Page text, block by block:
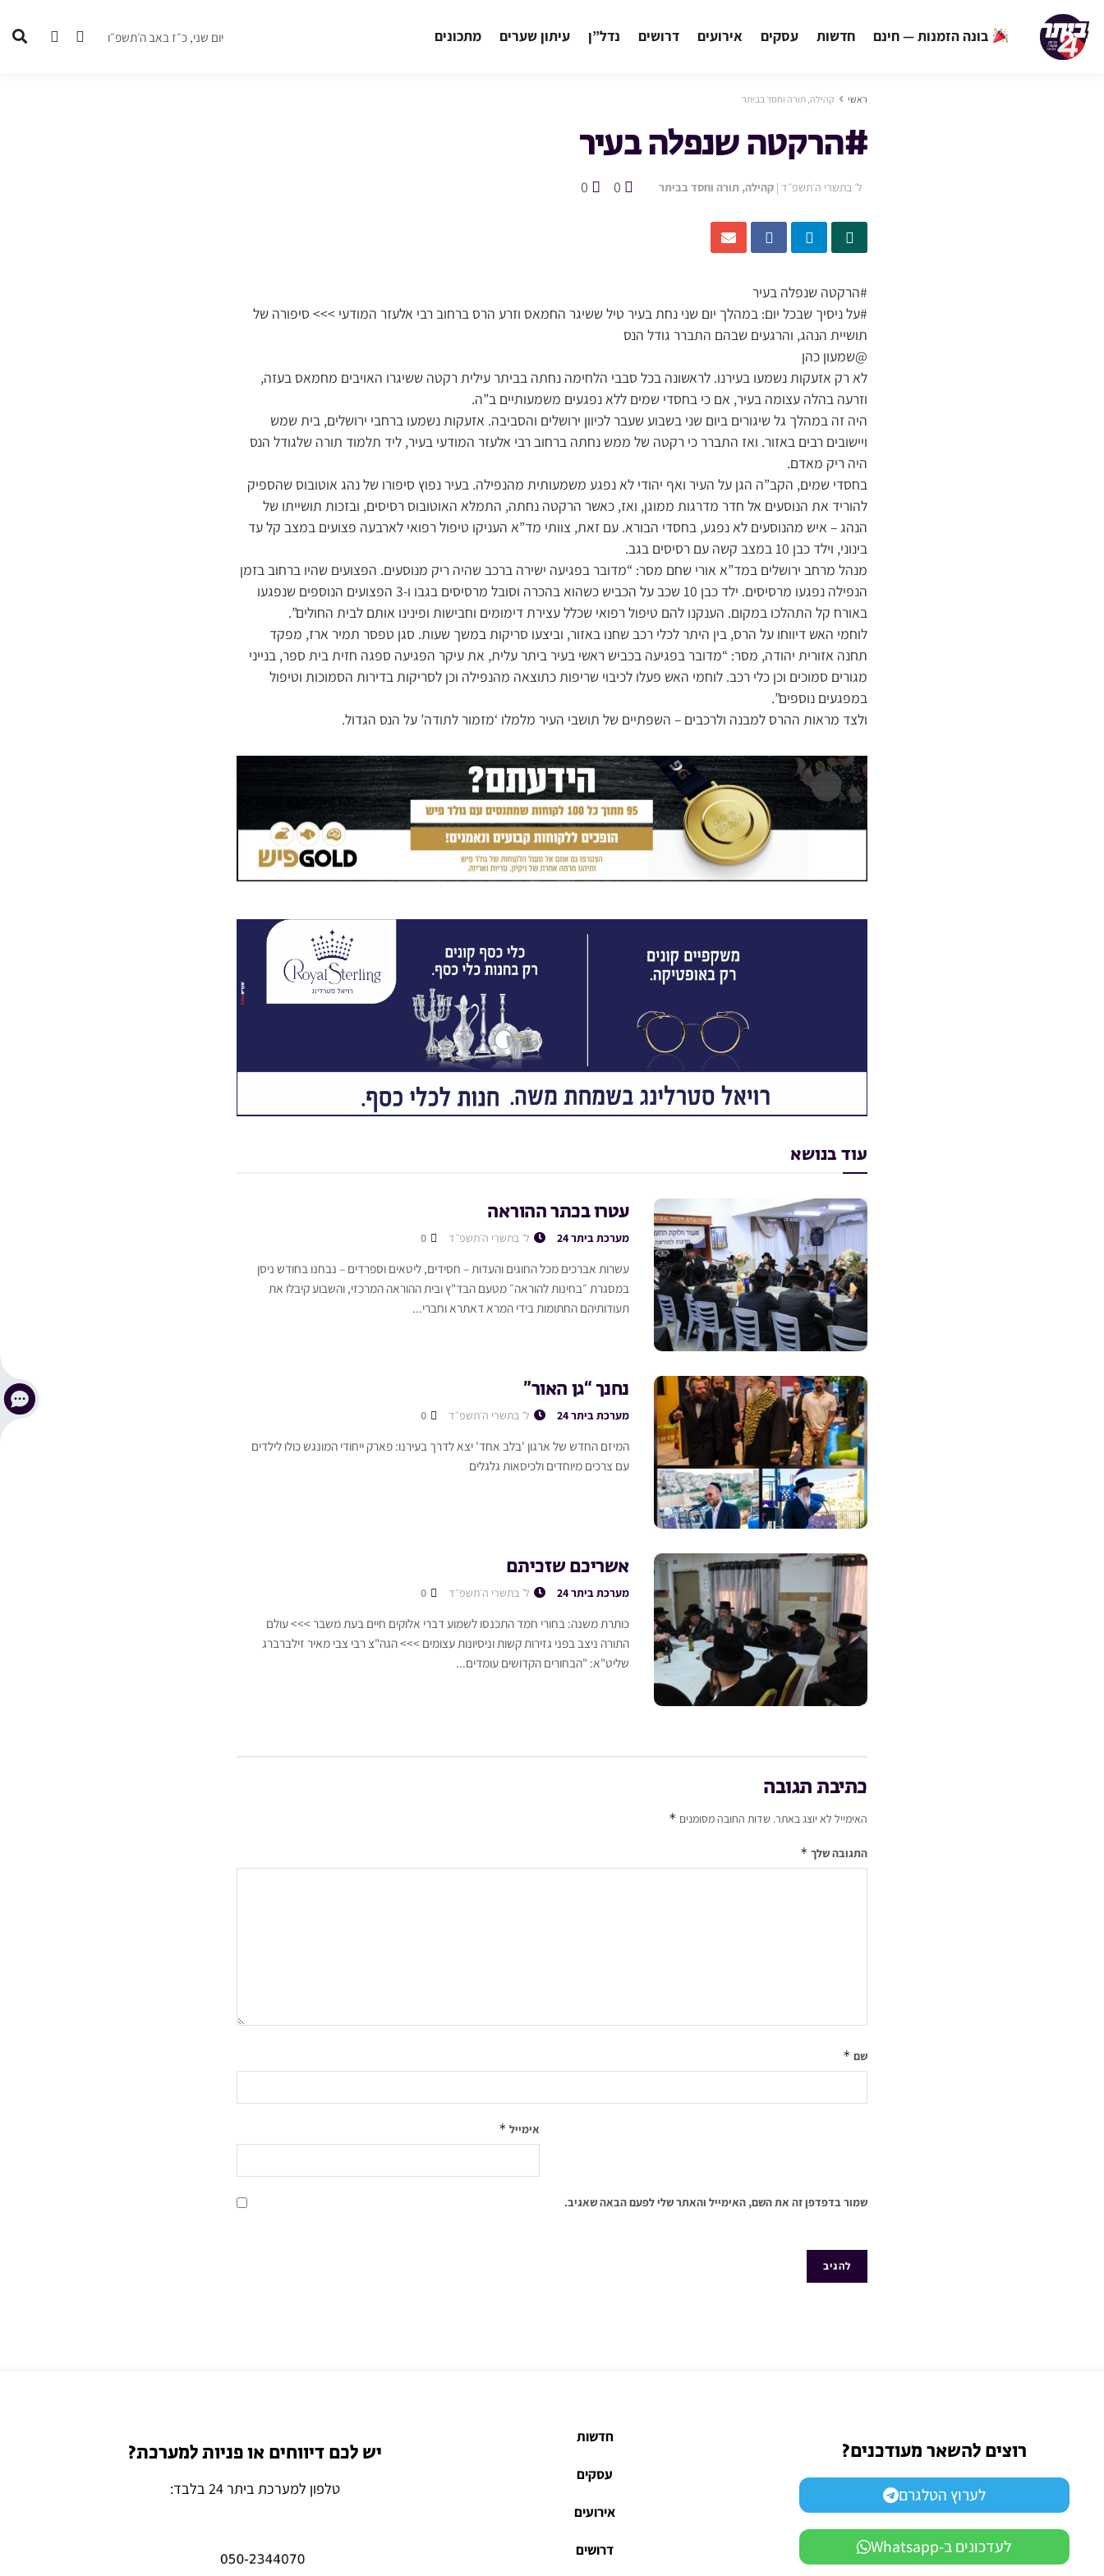
בונה הזמנות — חינם חדשות עסקים אירועים דרושים נדל”ן עיתון שערים מתכונים יום שני, כ״ז באב ה׳תשפ״ו
ראשי קהילה, תורה וחסד בביתר
#הרקטה שנפלה בעיר
ל׳ בתשרי ה׳תשפ״ד | קהילה, תורה וחסד בביתר 0
0
#הרקטה שנפלה בעיר
#על ניסיך שבכל יום: במהלך יום שני נחת בעיר טיל ששיגר החמאס וזרע הרס ברחוב רבי אלעזר המודעי >>> סיפורה של
תושיית הנהג, והרגעים שבהם התברר גודל הנס
@שמעון כהן
לא רק אזעקות נשמעו בעירנו. לראשונה בכל סבבי הלחימה נחתה בביתר עילית רקטה ששיגרו האויבים מחמאס בעזה,
וזרעה בהלה עצומה בעיר, אם כי בחסדי שמים ללא נפגעים משמעותיים ב”ה.
היה זה במהלך גל שיגורים ביום שני בשבוע שעבר לכיוון ירושלים והסביבה. אזעקות נשמעו ברחבי ירושלים, בית שמש
ויישובים רבים באזור. ואז התברר כי רקטה של ממש נחתה ברחוב רבי אלעזר המודעי בעיר, ליד תלמוד תורה שלגודל הנס
היה ריק מאדם.
בחסדי שמים, הקב”ה הגן על העיר ואף יהודי לא נפגע משמעותית מהנפילה. בעיר נפוץ סיפורו של נהג אוטובוס שהספיק
להוריד את הנוסעים אל חדר מדרגות ממוגן, ואז, כאשר הרקטה נחתה, התמלא האוטובוס רסיסים, ובזכות תושייתו של
הנהג – איש מהנוסעים לא נפגע, בחסדי הבורא. עם זאת, צוותי מד”א העניקו טיפול רפואי לארבעה פצועים במצב קל עד
בינוני, וילד כבן 10 במצב קשה עם רסיסים בגב.
מנהל מרחב ירושלים במד”א אורי שחם מסר: “מדובר בפגיעה ישירה ברכב שהיה ריק מנוסעים. הפצועים שהיו ברחוב בזמן
הנפילה נפגעו מרסיסים. ילד כבן 10 שכב על הכביש כשהוא בהכרה וסובל מרסיסים בגבו ו-3 הפצועים הנוספים שנפגעו
באורח קל התהלכו במקום. הענקנו להם טיפול רפואי שכלל עצירת דימומים וחבישות ופינינו אותם לבית החולים”.
לוחמי האש דיווחו על הרס, בין היתר לכלי רכב שחנו באזור, וביצעו סריקות במשך שעות. סגן טפסר תמיר ארז, מפקד
תחנה אזורית יהודה, מסר: “מדובר בפגיעה בכביש ראשי בעיר ביתר עלית, את עיקר הפגיעה ספגה חזית בית ספר, בנייני
מגורים סמוכים וכן כלי רכב. לוחמי האש פעלו לכיבוי שריפות כתוצאה מהנפילה וכן לסריקות בדירות הסמוכות וטיפול
במפגעים נוספים”.
ולצד מראות ההרס למבנה ולרכבים – השפתיים של תושבי העיר מלמלו ‘מזמור לתודה’ על הנס הגדול.
עוד בנושא
עטרו בכתר ההוראה
מערכת ביתר 24 ל׳ בתשרי ה׳תשפ״ד
עשרות אברכים מכל החוגים והעדות – חסידים, ליטאים וספרדים – נבחנו בחודש ניסן
במסגרת ״בחינות להוראה״ מטעם הבד"ץ ובית ההוראה המרכזי, והשבוע קיבלו את
תעודותיהם החתומות בידי המרא דאתרא וחברי...
נחנך “גן האור”
מערכת ביתר 24 ל׳ בתשרי ה׳תשפ״ד
המיזם החדש של ארגון 'בלב אחד' יצא לדרך בעירנו: פארק ייחודי המונגש כולו לילדים
עם צרכים מיוחדים ולכיסאות גלגלים
אשריכם שזכיתם
מערכת ביתר 24 ל׳ בתשרי ה׳תשפ״ד
כותרת משנה: בחורי חמד התכנסו לשמוע דברי אלוקים חיים בעת משבר >>> עולם
התורה ניצב בפני גזירות קשות וניסיונות עצומים >>> הגה"צ רבי צבי מאיר זילברברג
שליט"א: "הבחורים הקדושים עומדים...
כתיבת תגובה
האימייל לא יוצג באתר. שדות החובה מסומנים *
התגובה שלך *
שם *
אימייל *
שמור בדפדפן זה את השם, האימייל והאתר שלי לפעם הבאה שאגיב.
רוצים להשאר מעודכנים?
לערוץ הטלגרם
לעדכונים ב-Whatsapp
חדשות
עסקים
אירועים
דרושים
יש לכם דיווחים או פניות למערכת?
טלפון למערכת ביתר 24 בלבד: